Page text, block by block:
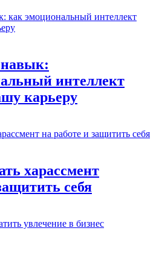
интеллект
карьеру
харассмент
себя